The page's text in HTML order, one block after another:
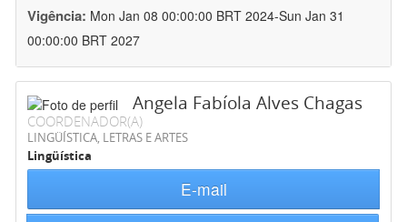
Vigência: Mon Jan 08 00:00:00 BRT 2024-Sun Jan 31
00:00:00 BRT 2027
Angela Fabíola Alves Chagas
COORDENADOR(A)
LINGÜÍSTICA, LETRAS E ARTES
Lingüística
E-mail